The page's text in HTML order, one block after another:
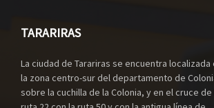
TARARIRAS
La ciudad de Tarariras se encuentra localizada
la zona centro-sur del departamento de
sobre la cuchilla de la Colonia, y en el cruce de